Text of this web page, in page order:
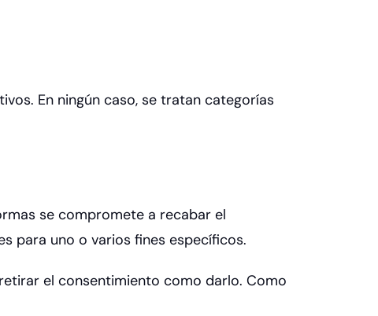
En ningún caso, se tratan categorías
se compromete a recabar el
para uno o varios fines específicos.
el consentimiento como darlo. Como